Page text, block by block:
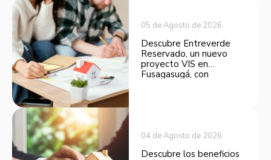
05 de Agosto de 2026
Descubre Entreverde
Reservado, un nuevo
proyecto VIS en
Fusagasugá, con
04 de Agosto de 2026
Descubre los beneficios